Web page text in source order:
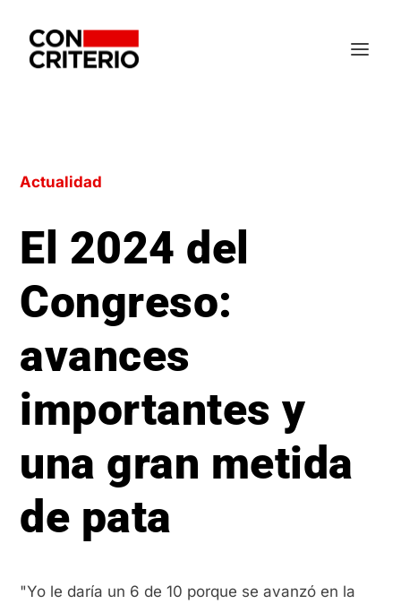
Actualidad
El 2024 del
Congreso:
avances
importantes y
una gran metida
de pata
"Yo le daría un 6 de 10 porque se avanzó en la